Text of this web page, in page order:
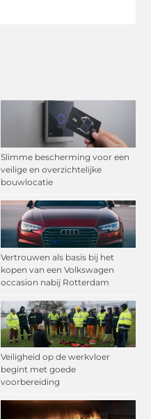
Slimme bescherming voor een
veilige en overzichtelijke
bouwlocatie
Vertrouwen als basis bij het
kopen van een Volkswagen
occasion nabij Rotterdam
Veiligheid op de werkvloer
begint met goede
voorbereiding